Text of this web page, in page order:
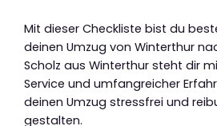
Mit dieser Checkliste bist du
deinen Umzug von Winterthur
Scholz aus Winterthur steht dir
Service und umfangreicher
deinen Umzug stressfrei und
gestalten.